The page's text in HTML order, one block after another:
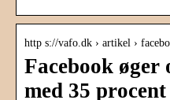
http s://vafo.dk › artikel ›
Facebook øger
med 35